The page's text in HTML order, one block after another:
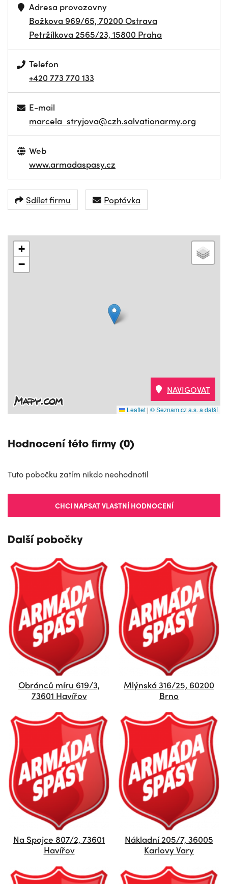
Adresa provozovny
Božkova 969/65, 70200 Ostrava
Petržílkova 2565/23, 15800 Praha
Telefon
+420 773 770 133
E-mail
marcela_stryjova@czh.salvationarmy.org
Web
www.armadaspasy.cz
Sdílet firmu Poptávka
+
−
Leaflet | © Seznam.cz a.s. a další
NAVIGOVAT
Hodnocení této firmy (0)
Tuto pobočku zatím nikdo neohodnotil
CHCI NAPSAT VLASTNÍ HODNOCENÍ
Další pobočky
Obránců míru 619/3,
73601 Havířov
Mlýnská 316/25, 60200
Brno
Na Spojce 807/2, 73601
Havířov
Nákladní 205/7, 36005
Karlovy Vary